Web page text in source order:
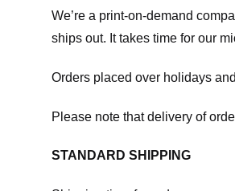
We’re a print-on-demand
ships out. It takes time for our
Orders placed over holidays
Please note that delivery of
STANDARD SHIPPING